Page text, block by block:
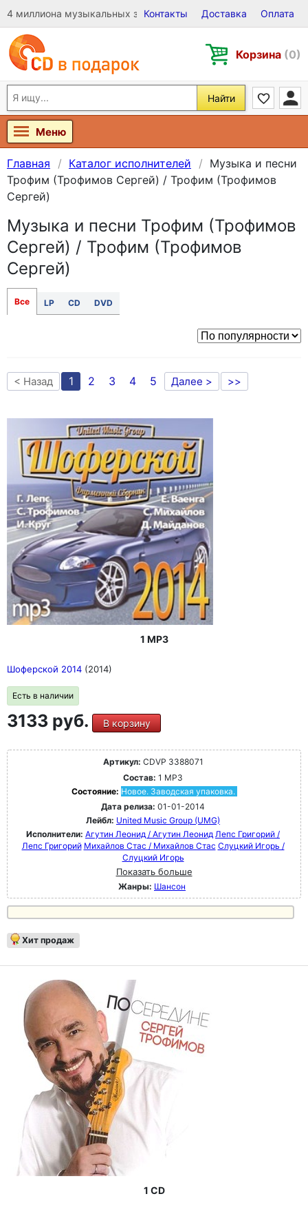
4 миллиона музыкальных записей на Виниле, CD и DVD
Контакты Доставка Оплата
Корзина (0)
Найти
Меню
Главная Каталог исполнителей
Музыка и песни
Трофим (Трофимов Сергей) / Трофим (Трофимов
Сергей)
Музыка и песни Трофим (Трофимов
Сергей) / Трофим (Трофимов
Сергей)
Все LP CD DVD
< Назад 1 2 3 4 5 Далее > >>
1 MP3
Шоферской 2014 (2014)
Есть в наличии
3133 руб. В корзину
Артикул: CDVP 3388071
Состав: 1 MP3
Состояние: Новое. Заводская упаковка.
Дата релиза: 01-01-2014
Лейбл: United Music Group (UMG)
Исполнители: Агутин Леонид / Агутин Леонид Лепс Григорий /
Лепс Григорий Михайлов Стас / Михайлов Стас Слуцкий Игорь /
Слуцкий Игорь
Показать больше
Жанры: Шансон
Хит продаж
1 CD